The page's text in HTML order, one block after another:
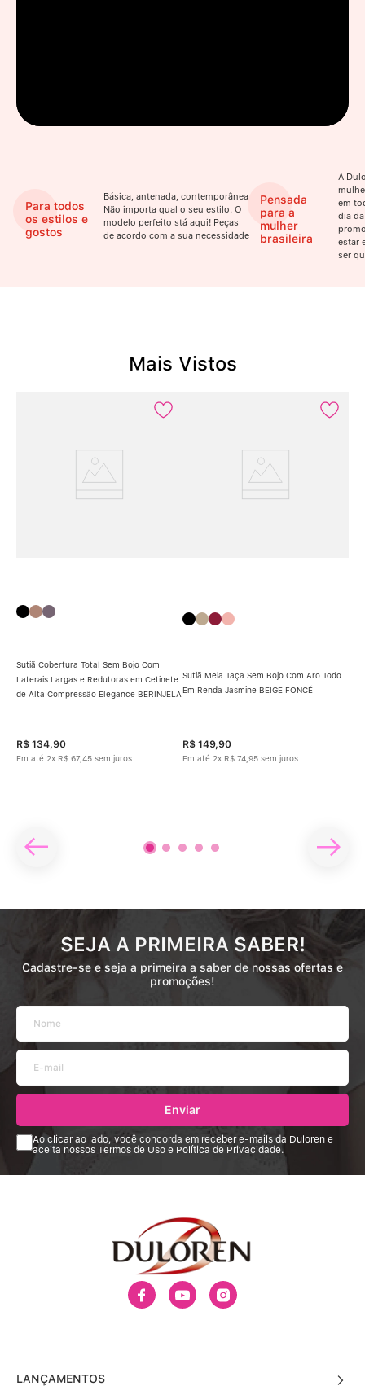
Para todos
os estilos e
gostos
Básica, antenada, contemporânea.
Não importa qual o seu estilo. O
modelo perfeito stá aqui! Peças
de acordo com a sua necessidade
Pensada
para a
mulher
brasileira
A
em
dia
estar
ser
Mais Vistos
Sutiã Cobertura Total Sem Bojo Com
Laterais Largas e Redutoras em Cetinete
de Alta Compressão Elegance BERINJELA
R$ 134,90
Em até 2x R$ 67 45 sem juros
Sutiã Meia Taça Sem Bojo Com Aro Todo
Em Renda Jasmine BEIGE FONCÉ
R$ 149,90
Em até 2x R$ 74 95 sem juros
SEJA A PRIMEIRA SABER!
Cadastre-se e seja a primeira a saber de nossas ofertas e
promoções!
Enviar
Ao clicar ao lado, você concorda em receber e-mails da Duloren e
aceita nossos Termos de Uso e Política de Privacidade.
LANÇAMENTOS